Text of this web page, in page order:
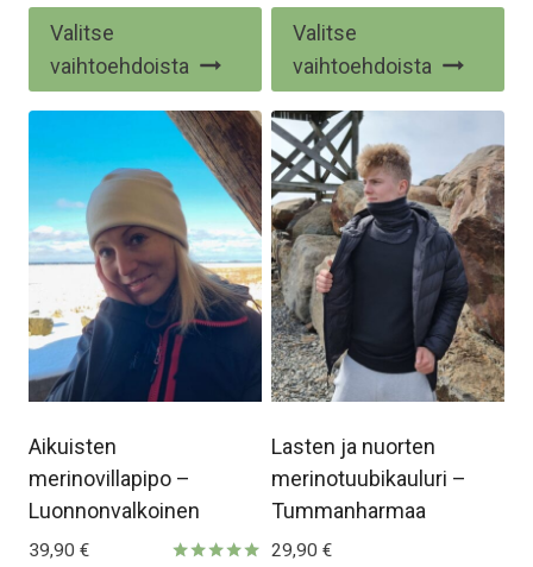
Valitse
vaihtoehdoista
Tällä
tuotteella
on
useampi
muunnelma.
Voit
tehdä
valinnat
tuotteen
sivulla.
Valitse
vaihtoehdoista
on
Aikuisten
merinovillapipo –
Luonnonvalkoinen
39,90 €
Lasten ja nuorten
merinotuubikauluri –
Tummanharmaa
29,90 €